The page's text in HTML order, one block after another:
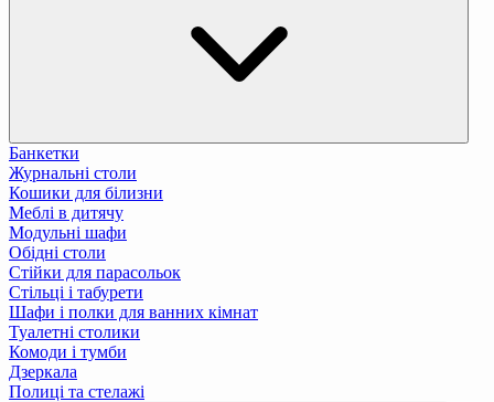
Банкетки
Журнальні столи
Кошики для білизни
Меблі в дитячу
Модульні шафи
Обідні столи
Стійки для парасольок
Стільці і табурети
Шафи і полки для ванних кімнат
Туалетні столики
Комоди і тумби
Дзеркала
Полиці та стелажі